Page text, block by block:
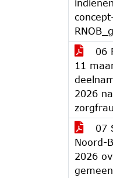
06
11
2026
07
Noord-
2026